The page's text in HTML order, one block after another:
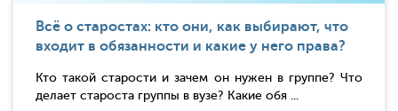
Всё о старостах: кто они, как выбирают, что
входит в обязанности и какие у него права?
Кто такой старости и зачем он нужен в группе? Что
делает староста группы в вузе? Какие обя ...